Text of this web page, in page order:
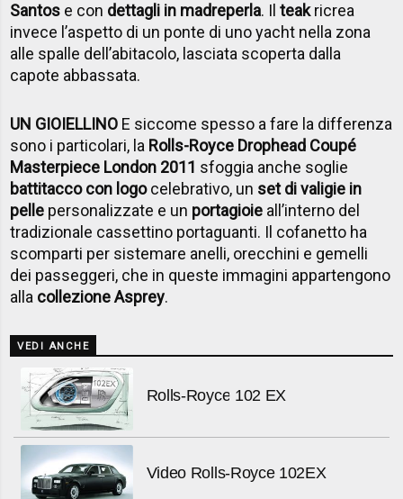
Santos e con dettagli in madreperla. Ilteakricrea
invece l’aspetto di un ponte di uno yacht nella zona
alle spalle dell’abitacolo, lasciata scoperta dalla
capote abbassata.
UN GIOIELLINO E siccome spesso a fare la differenza
sono i particolari, la Rolls-Royce Drophead Coupé
Masterpiece London 2011 sfoggia anche soglie
battitacco con logocelebrativo, un set di valigie in
pelle personalizzate e un portagioie all’interno del
tradizionale cassettino portaguanti. Il cofanetto ha
scomparti per sistemare anelli, orecchini e gemelli
dei passeggeri, che in queste immagini appartengono
alla collezione Asprey.
VEDI ANCHE
Rolls-Royce 102 EX
Video Rolls-Royce 102EX